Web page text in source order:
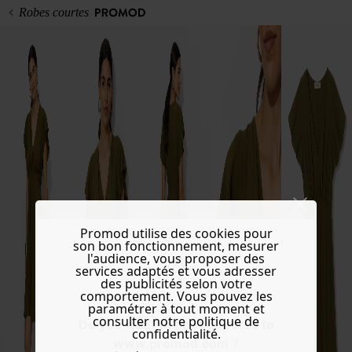
Do you want to be redirected to
www.promod.com ?
Robes courtes
Promod utilise des cookies pour
son bon fonctionnement, mesurer
l'audience, vous proposer des
services adaptés et vous adresser
des publicités selon votre
comportement. Vous pouvez les
paramétrer à tout moment et
consulter notre politique de
confidentialité.